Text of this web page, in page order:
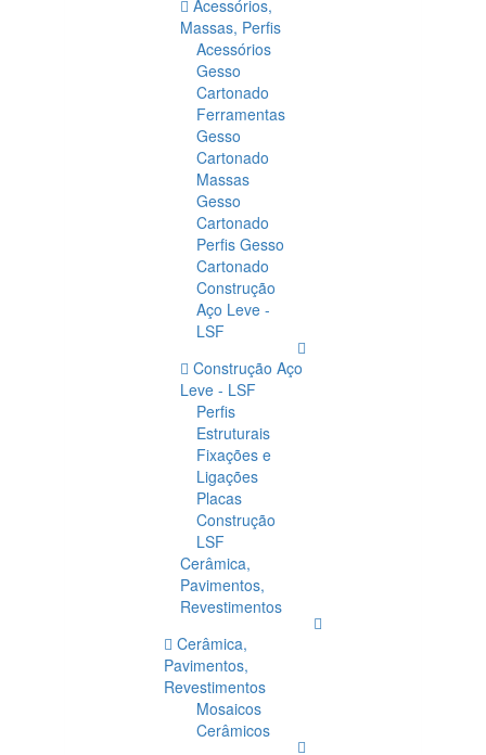
Acessórios,
Massas, Perfis
Acessórios
Gesso
Cartonado
Ferramentas
Gesso
Cartonado
Massas
Gesso
Cartonado
Perfis Gesso
Cartonado
Construção
Aço Leve -
LSF
Construção Aço
Leve - LSF
Perfis
Estruturais
Fixações e
Ligações
Placas
Construção
LSF
Cerâmica,
Pavimentos,
Revestimentos
Cerâmica,
Pavimentos,
Revestimentos
Mosaicos
Cerâmicos